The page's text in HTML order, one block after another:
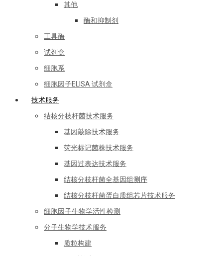
其他
酶和抑制剂
工具酶
试剂盒
细胞系
细胞因子ELISA 试剂盒
技术服务
结核分枝杆菌技术服务
基因敲除技术服务
荧光标记菌株技术服务
基因过表达技术服务
结核分枝杆菌全基因组测序
结核分枝杆菌蛋白质组芯片技术服务
细胞因子生物学活性检测
分子生物学技术服务
质粒构建